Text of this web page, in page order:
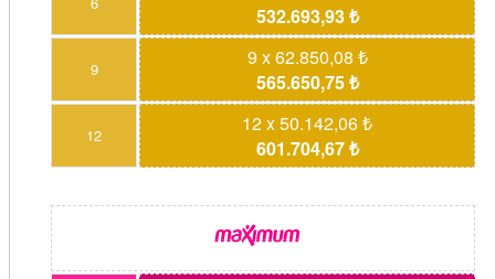
532.693,93 ₺
9
9 x 62.850,08 ₺
565.650,75 ₺
12
12 x 50.142,06 ₺
601.704,67 ₺